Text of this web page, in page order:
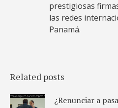
prestigiosas
las redes
Panamá.
Related posts
¿Renunciar a